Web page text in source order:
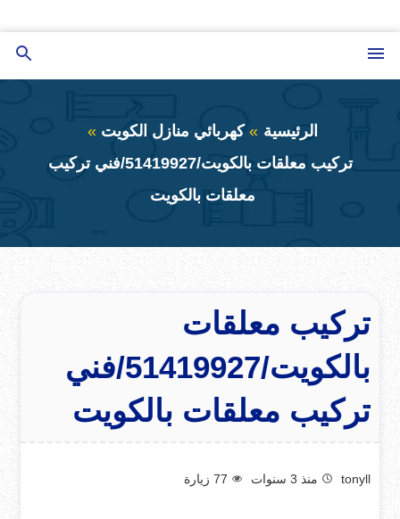
إلى
المحتوى
الرئيسية
كهربائي منازل الكويت
تركيب معلقات بالكويت/51419927/فني تركيب
معلقات بالكويت
تركيب معلقات
بالكويت/51419927/فني
تركيب معلقات بالكويت
tonyll منذ 3 سنوات 77 زيارة